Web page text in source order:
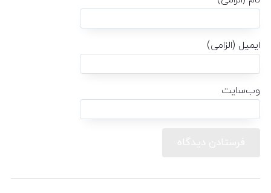
ایمیل (الزامی)
وب‌سایت